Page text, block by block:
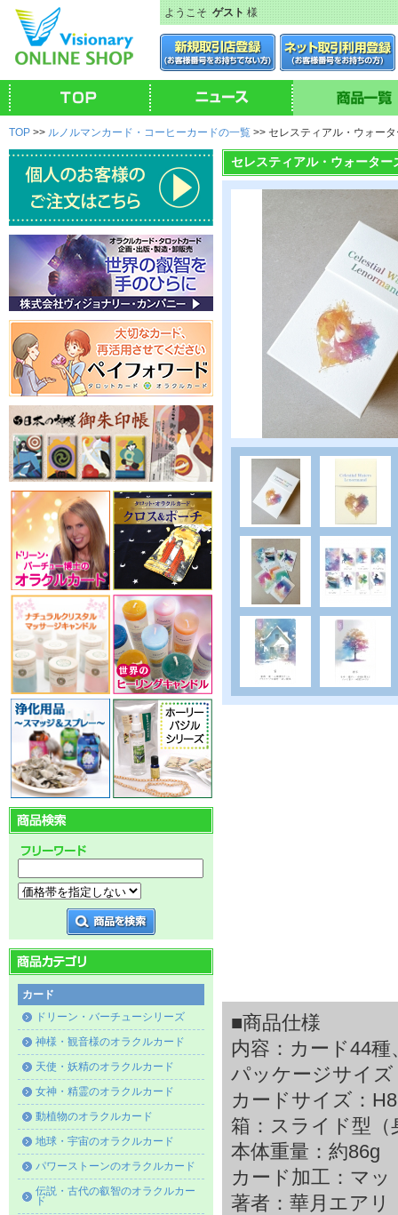
ようこそゲスト様
TOP >> ルノルマンカード・コーヒーカードの一覧 >> セレスティアル・ウォー
カード
ドリーン・バーチューシリーズ
神様・観音様のオラクルカード
天使・妖精のオラクルカード
女神・精霊のオラクルカード
動植物のオラクルカード
地球・宇宙のオラクルカード
パワーストーンのオラクルカード
伝説・古代の叡智のオラクルカー
ド
セレスティアル・ウォータ
■商品仕様
内容：カード44
パッケージサイズ
カードサイズ：
箱：スライド型
本体重量：約86g
カード加工：マッ
著者：華月エアリ